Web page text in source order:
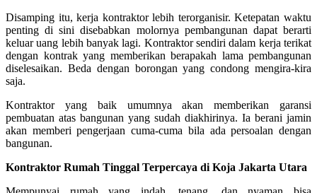
Disamping itu, kerja kontraktor lebih terorganisir.Ketepatan waktu
penting di sini disebabkan molornya pembangunan dapat berarti
keluar uang lebih banyak lagi. Kontraktor sendiri dalam kerja terikat
dengan kontrak yang memberikan berapakah lama pembangunan
diselesaikan. Beda dengan borongan yang condong mengira-kira
saja.
Kontraktor yang baik umumnya akan memberikan garansi
pembuatan atas bangunan yang sudah diakhirinya. Ia berani jamin
akan memberi pengerjaan cuma-cuma bila ada persoalan dengan
bangunan.
Kontraktor Rumah Tinggal Terpercaya di Koja Jakarta Utara